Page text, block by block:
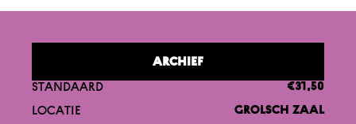
ARCHIEF
STANDAARD €31,50
LOCATIE GROLSCH ZAAL